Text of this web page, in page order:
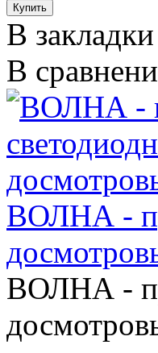
В закладки
В
ВОЛНА -
ВОЛНА -